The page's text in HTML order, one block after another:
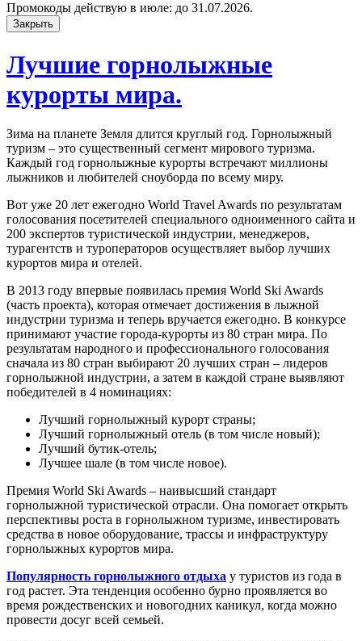
Промокоды действую в июле: до 31.07.2026.
Закрыть
Лучшие горнолыжные
курорты мира.
Зима на планете Земля длится круглый год. Горнолыжный
туризм – это существенный сегмент мирового туризма.
Каждый год горнолыжные курорты встречают миллионы
лыжников и любителей сноуборда по всему миру.
Вот уже 20 лет ежегодно World Travel Awards по результатам
голосования посетителей специального одноименного сайта и
200 экспертов туристической индустрии, менеджеров,
турагентств и туроператоров осуществляет выбор лучших
курортов мира и отелей.
В 2013 году впервые появилась премия World Ski Awards
(часть проекта), которая отмечает достижения в лыжной
индустрии туризма и теперь вручается ежегодно. В конкурсе
принимают участие города-курорты из 80 стран мира. По
результатам народного и профессионального голосования
сначала из 80 стран выбирают 20 лучших стран – лидеров
горнолыжной индустрии, а затем в каждой стране выявляют
победителей в 4 номинациях:
Лучший горнолыжный курорт страны;
Лучший горнолыжный отель (в том числе новый);
Лучший бутик-отель;
Лучшее шале (в том числе новое).
Премия World Ski Awards – наивысший стандарт
горнолыжной туристической отрасли. Она помогает открыть
перспективы роста в горнолыжном туризме, инвестировать
средства в новое оборудование, трассы и инфраструктуру
горнолыжных курортов мира.
Популярность горнолыжного отдыха у туристов из года в
год растет. Эта тенденция особенно бурно проявляется во
время рождественских и новогодних каникул, когда можно
провести досуг всей семьей.